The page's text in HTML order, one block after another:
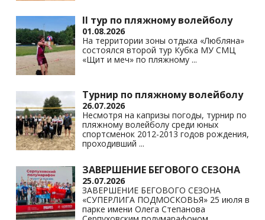
II тур по пляжному волейболу
01.08.2026
На территории зоны отдыха «Любляна»
состоялся второй тур Кубка МУ СМЦ
«Щит и меч» по пляжному ...
Турнир по пляжному волейболу
26.07.2026
Несмотря на капризы погоды, турнир по
пляжному волейболу среди юных
спортсменок 2012-2013 годов рождения,
проходивший ...
ЗАВЕРШЕНИЕ БЕГОВОГО СЕЗОНА
25.07.2026
ЗАВЕРШЕНИЕ БЕГОВОГО СЕЗОНА
«СУПЕРЛИГА ПОДМОСКОВЬЯ» 25 июля в
парке имени Олега Степанова